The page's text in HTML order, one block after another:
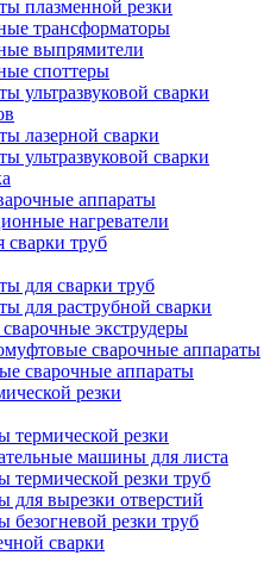
плазменной резки
трансформаторы
выпрямители
споттеры
ультразвуковой сварки
лазерной сварки
ультразвуковой сварки
аппараты
нагреватели
сварки труб
для сварки труб
для раструбной сварки
экструдеры
сварочные аппараты
сварочные аппараты
резки
резки
машины для листа
резки труб
вырезки отверстий
резки труб
сварки